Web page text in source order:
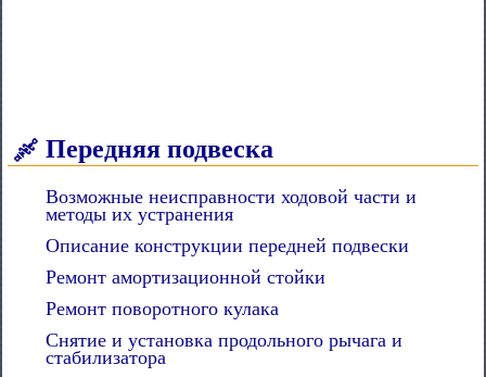
Передняя подвеска
Возможные неисправности ходовой части и
методы их устранения
Описание конструкции передней подвески
Ремонт амортизационной стойки
Ремонт поворотного кулака
Снятие и установка продольного рычага и
стабилизатора